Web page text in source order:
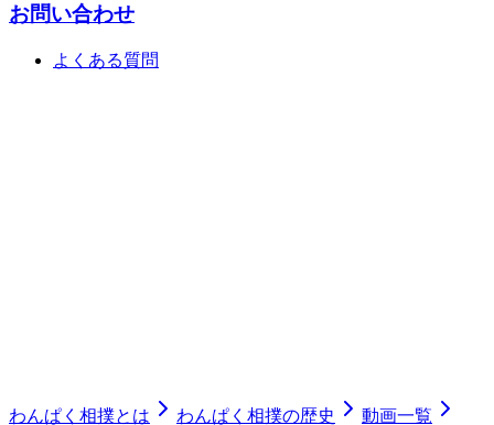
お問い合わせ
よくある質問
わんぱく相撲とは わんぱく相撲の歴史
動画一覧